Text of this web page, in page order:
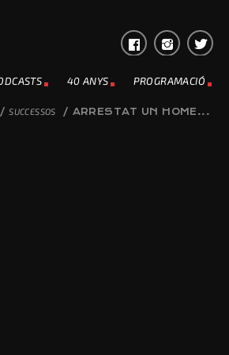
40 ANYS PROGRAMACIÓ
/ SUCCESSOS / ARRESTAT UN HOME...